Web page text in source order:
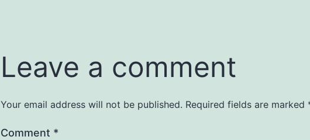
Leave a comment
Your email address will not be published. Required fields are marked
Comment *